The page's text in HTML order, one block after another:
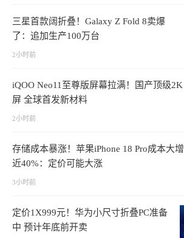
三星首款阔折叠！Galaxy Z Fold 8卖爆
了：追加生产100万台
2小时前
iQOO Neo11至尊版屏幕拉满！国产顶级2K
屏 全球首发新材料
2小时前
存储成本暴涨！苹果iPhone 18 Pro成本大增
近40%：定价可能大涨
3小时前
定价1X999元！华为小尺寸折叠PC准备
中 预计年底前开卖